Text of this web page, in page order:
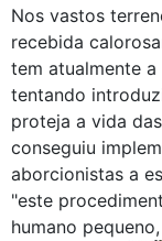
Nos vastos
recebida
tem atualmente
tentando
proteja a vida
conseguiu
aborcionistas a
"este
humano